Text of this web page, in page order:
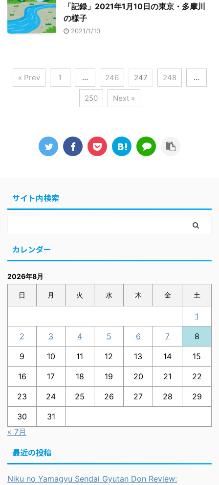
「記録」2021年1月10日の東京・多摩川
の様子
2021/1/10
« Prev 1 … 246 247 248 …
250 Next »
サイト内検索
カレンダー
2026年8月
日 月 火 水 木 金 土
1
2 3 4 5 6 7 8
9 10 11 12 13 14 15
16 17 18 19 20 21 22
23 24 25 26 27 28 29
30
31
« 7月
最近の投稿
Niku no Yamagyu Sendai Gyutan Don Review: